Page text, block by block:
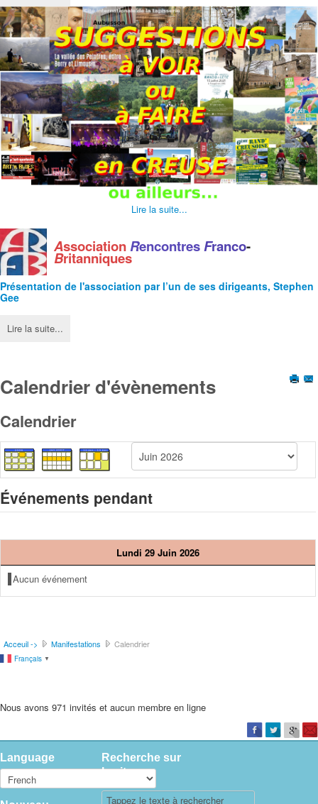
Lire la suite...
AssociationRencontresFranco-
Britanniques
Présentation de l'association par l’un de ses dirigeants, Stephen
Gee
Lire la suite...
Calendrier d'évènements
Calendrier
Événements pendant
Lundi 29 Juin 2026
Aucun événement
Acceuil -> Manifestations Calendrier
Français ▼
Nous avons 971 invités et aucun membre en ligne
Language
Recherche sur
le site